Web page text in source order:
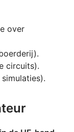
over
circuits).